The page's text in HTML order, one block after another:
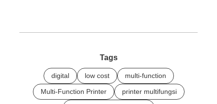
Tags
digital low cost multi-function
Multi-Function Printer printer multifungsi